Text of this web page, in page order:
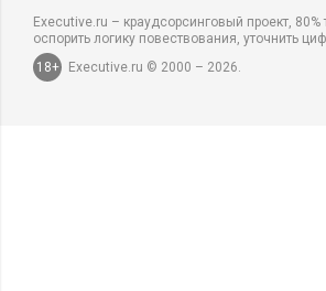
Executive.ru – краудсорсинговый проект,
оспорить логику повествования, уточнить
18+
Executive.ru © 2000 – 2026.